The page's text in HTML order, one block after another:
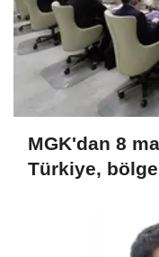
MGK'dan 8
Türkiye,